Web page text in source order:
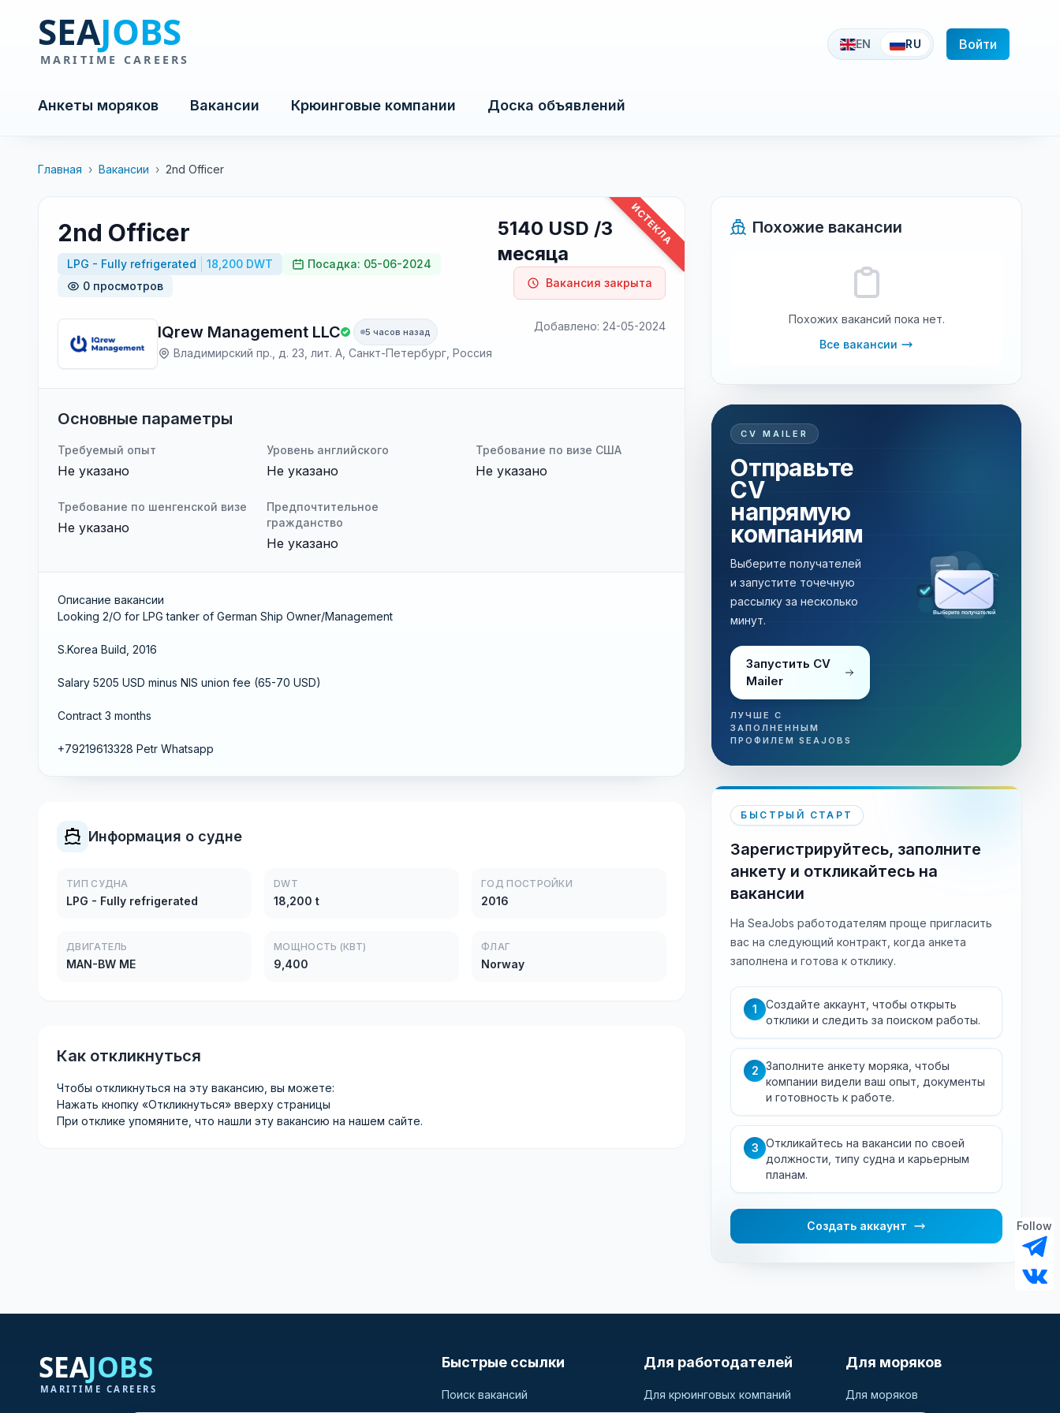
EN RU Войти
Анкеты моряков Вакансии Крюинговые компании Доска объявлений
Главная › Вакансии › 2nd Officer
ИСТЕКЛА
2nd Officer
LPG - Fully refrigerated 18,200 DWT
Посадка: 05-06-2024
0 просмотров
5140 USD /3
месяца
Вакансия закрыта
IQrew Management LLC 5 часов назад
Владимирский пр., д. 23, лит. А, Санкт-Петербург, Россия
Добавлено: 24-05-2024
Основные параметры
Требуемый опыт
Не указано
Уровень английского
Не указано
Требование по визе США
Не указано
Требование по шенгенской визе
Не указано
Предпочтительное
гражданство
Не указано
Описание вакансии
Looking 2/O for LPG tanker of German Ship Owner/Management
S.Korea Build, 2016
Salary 5205 USD minus NIS union fee (65-70 USD)
Contract 3 months
+79219613328 Petr Whatsapp
Информация о судне
ТИП СУДНА
LPG - Fully refrigerated
DWT
18,200 t
ГОД ПОСТРОЙКИ
2016
ДВИГАТЕЛЬ
MAN-BW ME
МОЩНОСТЬ (КВТ)
9,400
ФЛАГ
Norway
Как откликнуться
Чтобы откликнуться на эту вакансию, вы можете:
Нажать кнопку «Откликнуться» вверху страницы
При отклике упомяните, что нашли эту вакансию на нашем сайте.
Похожие вакансии
Похожих вакансий пока нет.
Все вакансии
CV MAILER
Отправьте
CV
напрямую
компаниям
Выберите получателей
и запустите точечную
рассылку за несколько
минут.
Запустить CV
Mailer
ЛУЧШЕ С
ЗАПОЛНЕННЫМ
ПРОФИЛЕМ SEAJOBS
Выберите получателей
БЫСТРЫЙ СТАРТ
Зарегистрируйтесь, заполните
анкету и откликайтесь на
вакансии
На SeaJobs работодателям проще пригласить
вас на следующий контракт, когда анкета
заполнена и готова к отклику.
1
Создайте аккаунт, чтобы открыть
отклики и следить за поиском работы.
2
Заполните анкету моряка, чтобы
компании видели ваш опыт, документы
и готовность к работе.
3
Откликайтесь на вакансии по своей
должности, типу судна и карьерным
планам.
Создать аккаунт Follow
Быстрые ссылки
Поиск вакансий
Для работодателей
Для крюинговых компаний
Для моряков
Для моряков